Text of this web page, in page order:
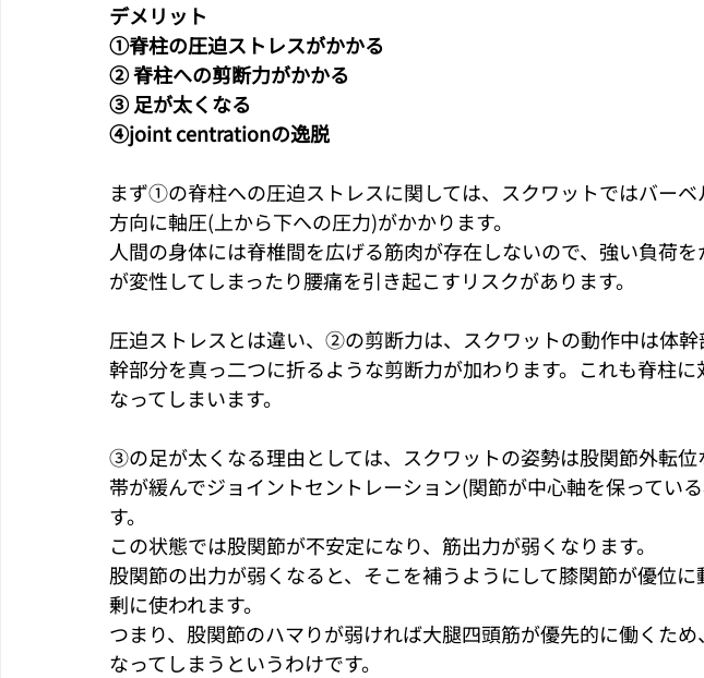
デメリット
①脊柱の圧迫ストレスがかかる
② 脊柱への剪断力がかかる
③ 足が太くなる
④joint centrationの逸脱
まず①の脊柱への圧迫ストレスに関しては、スクワットではバー
方向に軸圧(上から下への圧力)がかかります。
人間の身体には脊椎間を広げる筋肉が存在しないので、強い負荷
が変性してしまったり腰痛を引き起こすリスクがあります。
圧迫ストレスとは違い、②の剪断力は、スクワットの動作中は体
幹部分を真っ二つに折るような剪断力が加わります。これも脊柱
なってしまいます。
③の足が太くなる理由としては、スクワットの姿勢は股関節外転位
帯が緩んでジョイントセントレーション(関節が中心軸を保ってい
す。
この状態では股関節が不安定になり、筋出力が弱くなります。
股関節の出力が弱くなると、そこを補うようにして膝関節が優位
剰に使われます。
つまり、股関節のハマりが弱ければ大腿四頭筋が優先的に働くため
なってしまうというわけです。